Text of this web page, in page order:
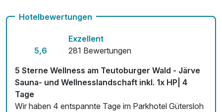
Zimmerservice verfügbar
Mit Hotelbar
Hotelbewertungen
5,6
Exzellent
281 Bewertungen
5 Sterne Wellness am Teutoburger Wald - Järve
Sauna- und Wellnesslandschaft inkl. 1x HP| 4
Tage
Wir haben 4 entspannte Tage im Parkhotel Gütersloh